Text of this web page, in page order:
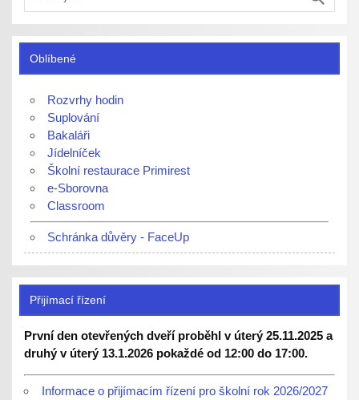
Oblíbené
Rozvrhy hodin
Suplování
Bakaláři
Jídelníček
Školní restaurace Primirest
e-Sborovna
Classroom
Schránka důvěry - FaceUp
Přijímací řízení
První den otevřených dveří proběhl v úterý 25.11.2025 a
druhý v úterý 13.1.2026 pokaždé od 12:00 do 17:00.
Informace o přijímacím řízení pro školní rok 2026/2027